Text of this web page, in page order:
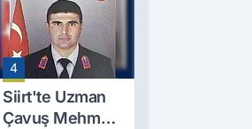
Sonuçlandı:
Selim B.
Hayatını
Kaybetti
4
Siirt'te Uzman
Çavuş Mehmet